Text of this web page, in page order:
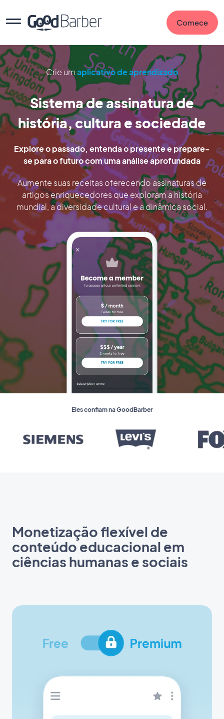
Comece
Crie umaplicativo de aprendizado
Sistema de assinatura de
história, cultura e sociedade
Explore o passado, entenda o presente e prepare-
se para o futuro com uma análise aprofundada
Aumente suas receitas oferecendo assinaturas de
artigos enriquecedores que exploram a história
mundial, a diversidade cultural e a dinâmica social.
Eles confiam na GoodBarber
Monetização flexível de
conteúdo educacional em
ciências humanas e sociais